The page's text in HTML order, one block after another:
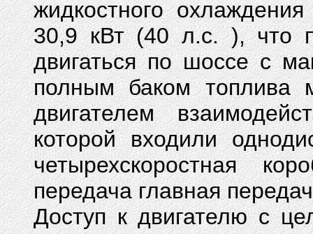
жидкостного
30,9 кВт (40 л.с. ), что
двигаться по шоссе с
полным баком
двигателем
которой входили
четырехскоростная
передача главная
Доступ к двигателю с